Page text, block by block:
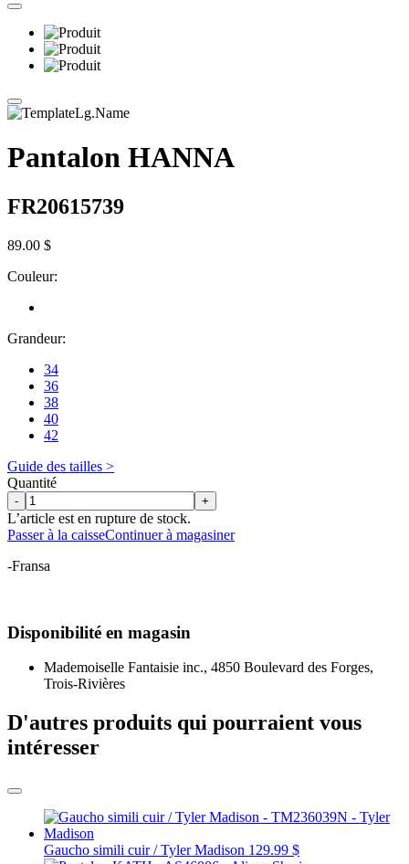
Pantalon HANNA
FR20615739
89.00 $
Couleur:
Grandeur:
34
36
38
40
42
Guide des tailles >
Quantité
- +
L’article est en rupture de stock.
Passer à la caisseContinuer à magasiner
-Fransa
Disponibilité en magasin
Mademoiselle Fantaisie inc., 4850 Boulevard des Forges,
Trois-Rivières
D'autres produits qui pourraient vous
intéresser
Gaucho simili cuir / Tyler Madison 129.99 $